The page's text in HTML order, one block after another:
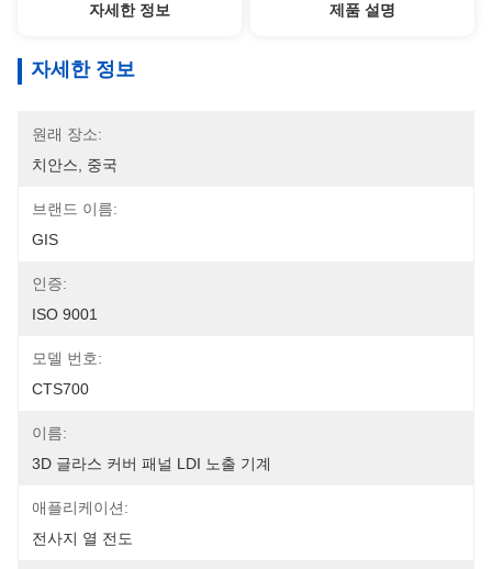
자세한 정보 제품 설명
자세한 정보
원래 장소:
치안스, 중국
브랜드 이름:
GIS
인증:
ISO 9001
모델 번호:
CTS700
이름:
3D 글라스 커버 패널 LDI 노출 기계
애플리케이션:
전사지 열 전도